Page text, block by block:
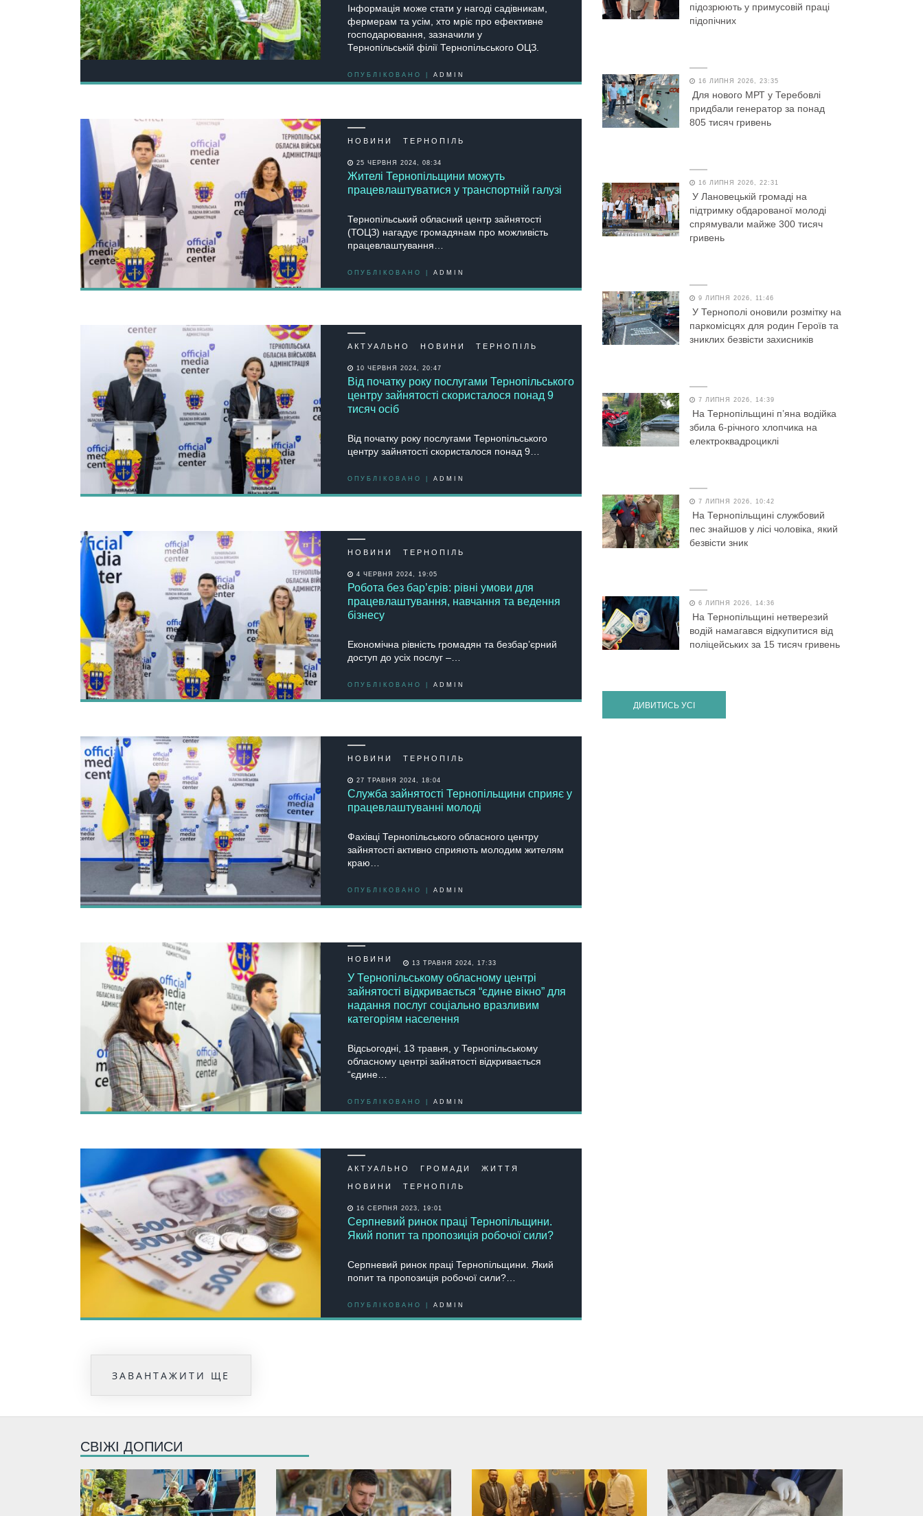
Інформація може стати у нагоді садівникам,
фермерам та усім, хто мріє про ефективне
господарювання, зазначили у
Тернопільській філії Тернопільського ОЦЗ.
ОПУБЛІКОВАНО | ADMIN
НОВИНИ ТЕРНОПІЛЬ
25 ЧЕРВНЯ 2024, 08:34
Жителі Тернопільщини можуть
працевлаштуватися у транспортній галузі
Тернопільський обласний центр зайнятості
(ТОЦЗ) нагадує громадянам про можливість
працевлаштування…
ОПУБЛІКОВАНО | ADMIN
АКТУАЛЬНО НОВИНИ ТЕРНОПІЛЬ
10 ЧЕРВНЯ 2024, 20:47
Від початку року послугами Тернопільського
центру зайнятості скористалося понад 9
тисяч осіб
Від початку року послугами Тернопільського
центру зайнятості скористалося понад 9…
ОПУБЛІКОВАНО | ADMIN
НОВИНИ ТЕРНОПІЛЬ
4 ЧЕРВНЯ 2024, 19:05
Робота без бар’єрів: рівні умови для
працевлаштування, навчання та ведення
бізнесу
Економічна рівність громадян та безбар’єрний
доступ до усіх послуг –…
ОПУБЛІКОВАНО | ADMIN
НОВИНИ ТЕРНОПІЛЬ
27 ТРАВНЯ 2024, 18:04
Служба зайнятості Тернопільщини сприяє у
працевлаштуванні молоді
Фахівці Тернопільського обласного центру
зайнятості активно сприяють молодим жителям
краю…
ОПУБЛІКОВАНО | ADMIN
НОВИНИ 13 ТРАВНЯ 2024, 17:33
У Тернопільському обласному центрі
зайнятості відкривається “єдине вікно” для
надання послуг соціально вразливим
категоріям населення
Відсьогодні, 13 травня, у Тернопільському
обласному центрі зайнятості відкривається
“єдине…
ОПУБЛІКОВАНО | ADMIN
АКТУАЛЬНО ГРОМАДИ ЖИТТЯ
НОВИНИ ТЕРНОПІЛЬ
16 СЕРПНЯ 2023, 19:01
Серпневий ринок праці Тернопільщини.
Який попит та пропозиція робочої сили?
Серпневий ринок праці Тернопільщини. Який
попит та пропозиція робочої сили?…
ОПУБЛІКОВАНО | ADMIN
ЗАВАНТАЖИТИ ЩЕ
підозрюють у примусовій праці
підопічних
16 ЛИПНЯ 2026, 23:35
Для нового МРТ у Теребовлі
придбали генератор за понад
805 тисяч гривень
16 ЛИПНЯ 2026, 22:31
У Лановецькій громаді на
підтримку обдарованої молоді
спрямували майже 300 тисяч
гривень
9 ЛИПНЯ 2026, 11:46
У Тернополі оновили розмітку на
паркомісцях для родин Героїв та
зниклих безвісти захисників
7 ЛИПНЯ 2026, 14:39
На Тернопільщині п’яна водійка
збила 6-річного хлопчика на
електроквадроциклі
7 ЛИПНЯ 2026, 10:42
На Тернопільщині службовий
пес знайшов у лісі чоловіка, який
безвісти зник
6 ЛИПНЯ 2026, 14:36
На Тернопільщині нетверезий
водій намагався відкупитися від
поліцейських за 15 тисяч гривень
ДИВИТИСЬ УСІ
СВІЖІ ДОПИСИ